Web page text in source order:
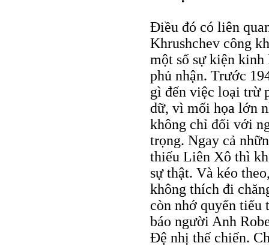
Điều đó có liên
Khrushchev công
một số sự kiện
phủ nhận. Trước
gì đến việc loại trừ
dữ, vì mối họa lớn
không chỉ đối với
trọng. Ngay cả
thiếu Liên Xô thì
sự thật. Và kéo
không thích đi
còn nhớ quyển
báo người Anh
Đệ nhị thế chiến.